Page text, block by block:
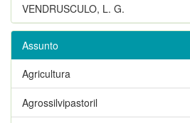
VENDRUSCULO, L. G.
Assunto
Agricultura
Agrossilvipastoril